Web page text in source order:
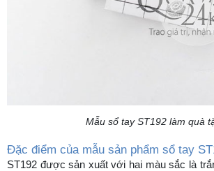
Mẫu sổ tay ST192 làm quà
Đặc điểm của mẫu sản phẩm sổ tay
ST192 được sản xuất với hai màu sắc là